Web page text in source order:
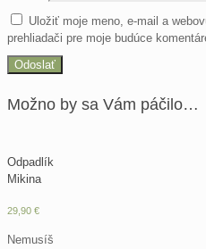
Uložiť moje meno, e-mail a
prehliadači pre moje budúce
Možno by sa Vám páčilo…
Odpadlík
Mikina
29,90 €
Nemusíš